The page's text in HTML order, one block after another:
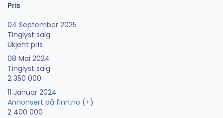
Pris
04 September 2025
Tinglyst salg
Ukjent pris
08 Mai 2024
Tinglyst salg
2 350 000
11 Januar 2024
Annonsert på finn.no (+)
2 400 000